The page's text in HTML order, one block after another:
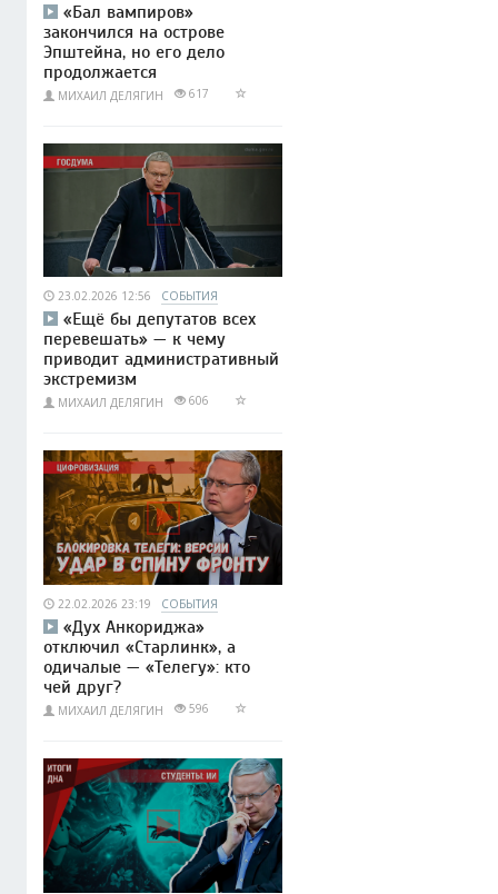
«Бал вампиров»
закончился на острове
Эпштейна, но его дело
продолжается
МИХАИЛ ДЕЛЯГИН 617
23.02.2026 12:56 СОБЫТИЯ
«Ещё бы депутатов всех
перевешать» — к чему
приводит административный
экстремизм
МИХАИЛ ДЕЛЯГИН 606
22.02.2026 23:19 СОБЫТИЯ
«Дух Анкориджа»
отключил «Старлинк», а
одичалые — «Телегу»: кто
чей друг?
МИХАИЛ ДЕЛЯГИН 596